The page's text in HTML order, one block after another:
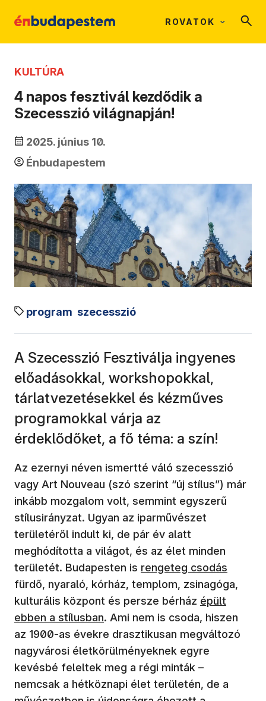
ROVATOK
KULTÚRA
4 napos fesztivál kezdődik a
Szecesszió világnapján!
2025. június 10.
Énbudapestem
program szecesszió
A Szecesszió Fesztiválja ingyenes
előadásokkal, workshopokkal,
tárlatvezetésekkel és kézműves
programokkal várja az
érdeklődőket, a fő téma: a szín!
Az ezernyi néven ismertté váló szecesszió
vagy Art Nouveau (szó szerint “új stílus”) már
inkább mozgalom volt, semmint egyszerű
stílusirányzat. Ugyan az iparművészet
területéről indult ki, de pár év alatt
meghódította a világot, és az élet minden
területét. Budapesten is rengeteg csodás
fürdő, nyaraló, kórház, templom, zsinagóga,
kulturális központ és persze bérház épült
ebben a stílusban. Ami nem is csoda, hiszen
az 1900-as évekre drasztikusan megváltozó
nagyvárosi életkörülményeknek egyre
kevésbé feleltek meg a régi minták –
nemcsak a hétköznapi élet területén, de a